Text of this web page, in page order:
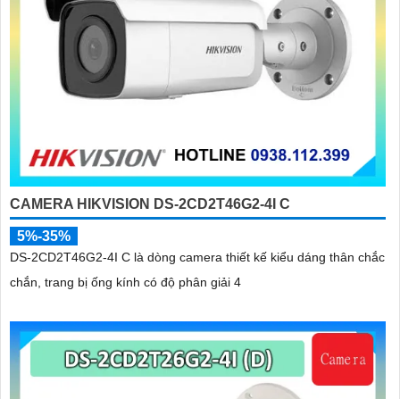
CAMERA HIKVISION DS-2CD2T46G2-4I C
5%-35%
DS-2CD2T46G2-4I C là dòng camera thiết kế kiểu dáng thân chắc
chắn, trang bị ống kính có độ phân giải 4